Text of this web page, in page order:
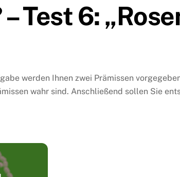
Test 6:
werden Ihnen zwei Prämissen
wahr sind. Anschließend sollen Sie